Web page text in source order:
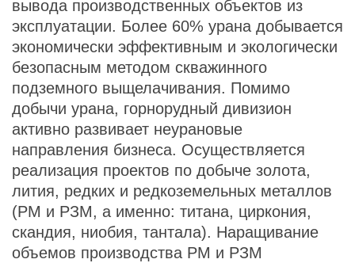
вывода производственных объектов из
эксплуатации. Более 60% урана добывается
экономически эффективным и экологически
безопасным методом скважинного
подземного выщелачивания. Помимо
добычи урана, горнорудный дивизион
активно развивает неурановые
направления бизнеса. Осуществляется
реализация проектов по добыче золота,
лития, редких и редкоземельных металлов
(РМ и РЗМ, а именно: титана, циркония,
скандия, ниобия, тантала). Наращивание
объемов производства РМ и РЗМ